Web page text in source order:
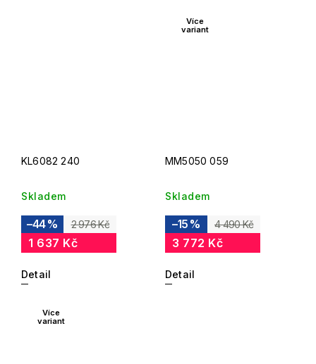
KL6082 240
Skladem
2 976 Kč
–44 %
1 637 Kč
Detail
Více
variant
MM5050 059
Skladem
4 490 Kč
–15 %
3 772 Kč
Detail
Více
variant